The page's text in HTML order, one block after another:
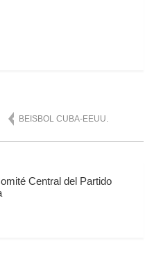
BEISBOL CUBA-EEUU.
Central del Partido